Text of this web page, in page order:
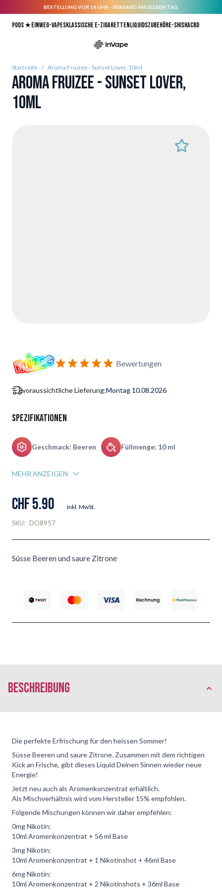
BESTELLUNG VOR 16 UHR - VERSAND AM SELBEN TAG.
Pods ★Einweg-VapesKlassische E-ZigarettenLiquidsZubehörE-ShishaCBD
Startseite / Aroma Fruizee - Sunset Lover, 10ml
Aroma Fruizee - Sunset Lover,
10ml
Bewertungen
voraussichtliche Lieferung:Montag 10.08.2026
Spezifikationen
Geschmack: Beeren Füllmenge: 10 ml
MEHR ANZEIGEN
CHF 5.90 Inkl. MwSt.
SKU: DO8957
Süsse Beeren und saure Zitrone
Beschreibung
Die perfekte Erfrischung für den heissen Sommer!
Süsse Beeren und saure Zitrone. Zusammen mit dem richtigen
Kick an Frische, gibt dieses Liquid Deinen Sinnen wieder neue
Energie!
Jetzt neu auch als Aromenkonzentrat erhältlich.
Als Mischverhältnis wird vom Hersteller 15% empfohlen.
Folgende Mischungen können wir daher empfehlen:
0mg Nikotin:
10ml Aromenkonzentrat + 56 ml Base
3mg Nikotin:
10ml Aromenkonzentrat + 1 Nikotinshot + 46ml Base
6mg Nikotin:
10ml Aromenkonzentrat + 2 Nikotinshots + 36ml Base